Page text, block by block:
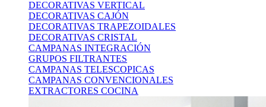
DECORATIVAS VERTICAL
DECORATIVAS CAJÓN
DECORATIVAS TRAPEZOIDALES
DECORATIVAS CRISTAL
CAMPANAS INTEGRACIÓN
GRUPOS FILTRANTES
CAMPANAS TELESCOPICAS
CAMPANAS CONVENCIONALES
EXTRACTORES COCINA